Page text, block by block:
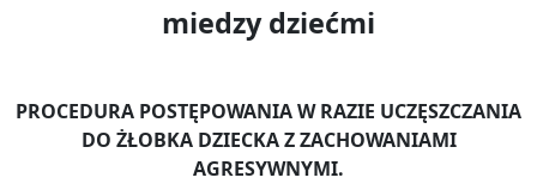
miedzy dziećmi
PROCEDURA POSTĘPOWANIA W RAZIE UCZĘSZCZANIA
DO ŻŁOBKA DZIECKA Z ZACHOWANIAMI
AGRESYWNYMI.